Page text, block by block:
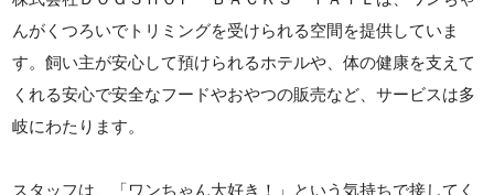
んがくつろいでトリミングを受けられる空間を提供していま
す。飼い主が安心して預けられるホテルや、体の健康を支えて
くれる安心で安全なフードやおやつの販売など、サービスは多
岐にわたります。
スタッフは、「ワンちゃん大好き！」という気持ちで接してく